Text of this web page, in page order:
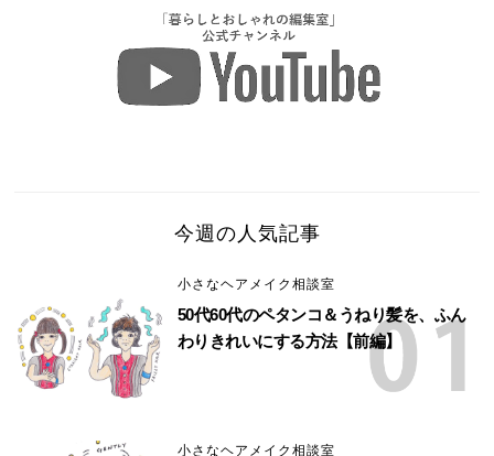
今週の人気記事
小さなヘアメイク相談室
50代60代のペタンコ＆うねり髪を、ふん
わりきれいにする方法【前編】
小さなヘアメイク相談室